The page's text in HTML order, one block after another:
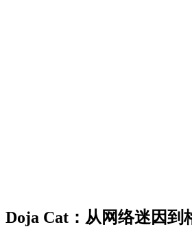
Doja Cat：从网络迷因到